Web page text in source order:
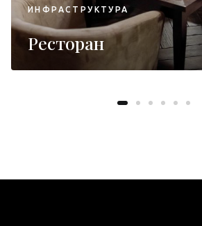
ИНФРАСТРУКТУРА
Ресторан